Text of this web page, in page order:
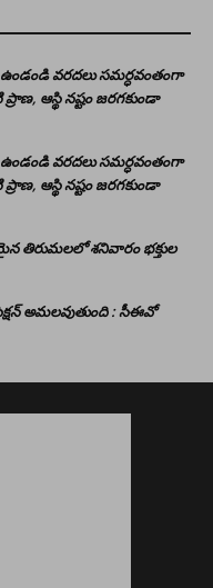
ఉండండి వరదలు సమర్ధవంతంగా
ఆస్థి నష్టం జరగకుండా
ఉండండి వరదలు సమర్ధవంతంగా
ఆస్థి నష్టం జరగకుండా
తిరుమలలో శనివారం భక్తుల
అమలవుతుంది : సీఈవో